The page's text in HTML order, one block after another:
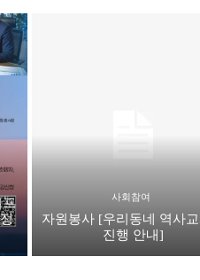
프
사회참여
자원봉사 [우리동네 역사교
진행 안내]